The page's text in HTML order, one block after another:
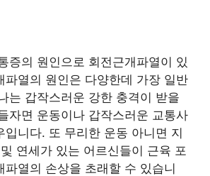
증의 원인으로 회전근개파열이 있
파열의 원인은 다양한데 가장 일반
는 갑작스러운 강한 충격이 받을
자면 운동이나 갑작스러운 교통사
입니다. 또 무리한 운동 아니면 지
연세가 있는 어르신들이 근육 포
파열의 손상을 초래할 수 있습니